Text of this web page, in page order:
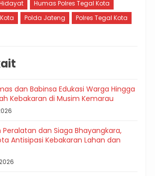
Humas Polres Tegal Kota
Polda Jateng
Polres Tegal Kota
dan Babinsa Edukasi Warga Hingga
Kebakaran di Musim Kemarau
Peralatan dan Siaga Bhayangkara,
Antisipasi Kebakaran Lahan dan